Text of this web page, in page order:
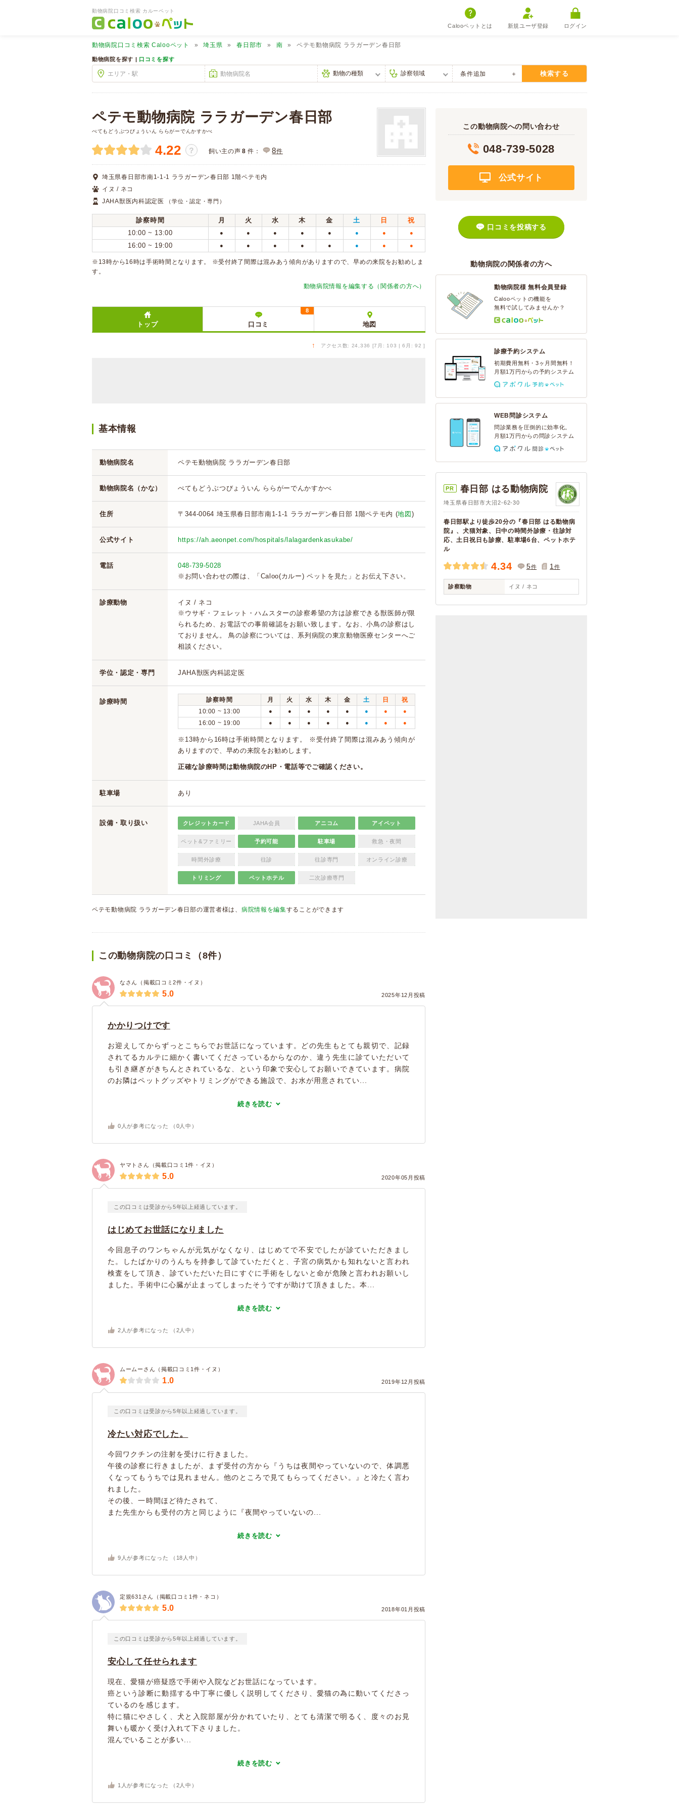
動物病院口コミ検索 カルーペット
Calooペットとは 新規ユーザ登録 ログイン
動物病院口コミ検索 Calooペット 埼玉県 春日部市 南 ペテモ動物病院 ララガーデン春日部
動物病院を探す | 口コミを探す
条件追加 検索する
ペテモ動物病院 ララガーデン春日部
ぺてもどうぶつびょういん ららがーでんかすかべ
4.22 ？ 飼い主の声 8 件： 8件
埼玉県春日部市南1-1-1 ララガーデン春日部 1階ペテモ内
イヌ / ネコ
JAHA獣医内科認定医
（学位・認定・専門）
診察時間 月 火 水 木 金 土 日
祝
10:00 ~ 13:00
● ● ● ● ● ● ● ●
16:00 ~ 19:00 ● ● ● ● ● ● ● ●
※13時から16時は手術時間となります。 ※受付終了間際は混みあう傾向がありますので、早めの来院をお勧めしま
す。
動物病院情報を編集する（関係者の方へ）
トップ 口コミ
8
地図
↑ アクセス数: 24,336 [7月: 103 | 6月: 92 ]
基本情報
動物病院名 ペテモ動物病院 ララガーデン春日部
動物病院名（かな） ぺてもどうぶつびょういん ららがーでんかすかべ
住所 〒344-0064 埼玉県春日部市南1-1-1 ララガーデン春日部 1階ペテモ内 (地図 )
公式サイト https://ah.aeonpet.com/hospitals/lalagardenkasukabe/
電話
048-739-5028
※お問い合わせの際は、「Caloo(カルー) ペットを見た」とお伝え下さい。
診療動物
イヌ / ネコ
※ウサギ・フェレット・ハムスターの診察希望の方は診察できる獣医師が限
られるため、お電話での事前確認をお願い致します。なお、小鳥の診察はし
ておりません。 鳥の診察については、系列病院の東京動物医療センターへご
相談ください。
学位・認定・専門 JAHA獣医内科認定医
診療時間 診察時間 月 火 水 木 金 土 日
祝
10:00 ~ 13:00
● ● ● ● ● ● ● ●
16:00 ~ 19:00 ● ● ● ● ● ● ● ●
※13時から16時は手術時間となります。 ※受付終了間際は混みあう傾向が
ありますので、早めの来院をお勧めします。
正確な診療時間は動物病院のHP・電話等でご確認ください。
駐車場 あり
設備・取り扱い クレジットカード JAHA会員 アニコム アイペット
ペット&ファミリー 予約可能 駐車場 救急・夜間
時間外診療 往診 往診専門 オンライン診療
トリミング ペットホテル 二次診療専門
ペテモ動物病院 ララガーデン春日部の運営者様は、 病院情報を編集することができます
この動物病院の口コミ（8件）
なさん（掲載口コミ2件・イヌ）
2025年12月投稿
5.0
かかりつけです
お迎えしてからずっとこちらでお世話になっています。どの先生もとても親切で、記録
されてるカルテに細かく書いてくださっているからなのか、違う先生に診ていただいて
も引き継ぎがきちんとされているな、という印象で安心してお願いできています。病院
のお隣はペットグッズやトリミングができる施設で、お水が用意されてい...
続きを読む
0 人が参考になった （ 0 人中）
ヤマトさん（掲載口コミ1件・イヌ）
2020年05月投稿
5.0
この口コミは受診から5年以上経過しています。
はじめてお世話になりました
今回息子のワンちゃんが元気がなくなり、はじめてで不安でしたが診ていただきまし
た。したばかりのうんちを持参して診ていただくと、子宮の病気かも知れないと言われ
検査をして頂き、診ていただいた日にすぐに手術をしないと命が危険と言われお願いし
ました。手術中に心臓が止まってしまったそうですが助けて頂きました。本...
続きを読む
2 人が参考になった （ 2 人中）
ムームーさん（掲載口コミ1件・イヌ）
2019年12月投稿
1.0
この口コミは受診から5年以上経過しています。
冷たい対応でした。
今回ワクチンの注射を受けに行きました。
午後の診察に行きましたが、まず受付の方から『うちは夜間やっていないので、体調悪
くなってもうちでは見れません。他のところで見てもらってください。』と冷たく言わ
れました。
その後、一時間ほど待たされて、
また先生からも受付の方と同じように『夜間やっていないの...
続きを読む
9 人が参考になった （ 18 人中）
定規631さん（掲載口コミ1件・ネコ）
2018年01月投稿
5.0
この口コミは受診から5年以上経過しています。
安心して任せられます
現在、愛猫が癌疑惑で手術や入院などお世話になっています。
癌という診断に動揺する中丁寧に優しく説明してくださり、愛猫の為に動いてくださっ
ているのを感じます。
特に猫にやさしく、犬と入院部屋が分かれていたり、とても清潔で明るく、度々のお見
舞いも暖かく受け入れて下さりました。
混んでいることが多い...
続きを読む
1 人が参考になった （ 2 人中）
この動物病院への問い合わせ
048-739-5028
公式サイト
口コミを投稿する
動物病院の関係者の方へ
動物病院様 無料会員登録
Calooペットの機能を
無料で試してみませんか？
診療予約システム
初期費用無料・3ヶ月間無料！
月額1万円からの予約システム
WEB問診システム
問診業務を圧倒的に効率化。
月額1万円からの問診システム
PR 春日部 はる動物病院
埼玉県春日部市大沼2-62-30
春日部駅より徒歩20分の『春日部 はる動物病
院』、犬猫対象、日中の時間外診療・往診対
応、土日祝日も診療、駐車場6台、ペットホテ
ル
4.34 5件 1 件
診察動物 イヌ / ネコ